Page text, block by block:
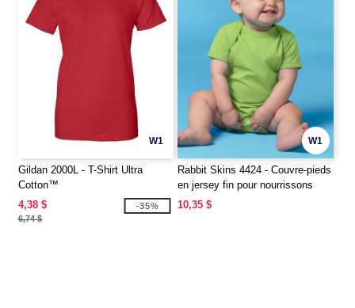
W1
Gildan 2000L - T-Shirt Ultra
Cotton™
4,38 $
6,74 $
-35%
W1
Rabbit Skins 4424 - Couvre-pieds
en jersey fin pour nourrissons
10,35 $